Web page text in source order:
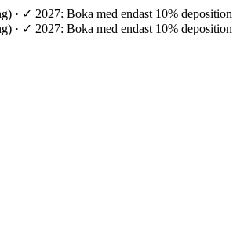
· ✓ 2027: Boka med endast 10% deposition
· ✓ 2027: Boka med endast 10% deposition